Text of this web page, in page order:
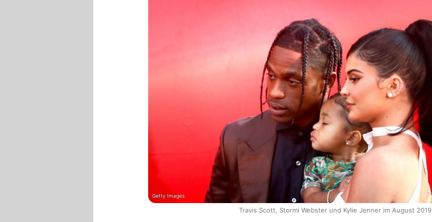
Getty Images
Travis Scott, Stormi Webster und Kylie Jenner im August 2019